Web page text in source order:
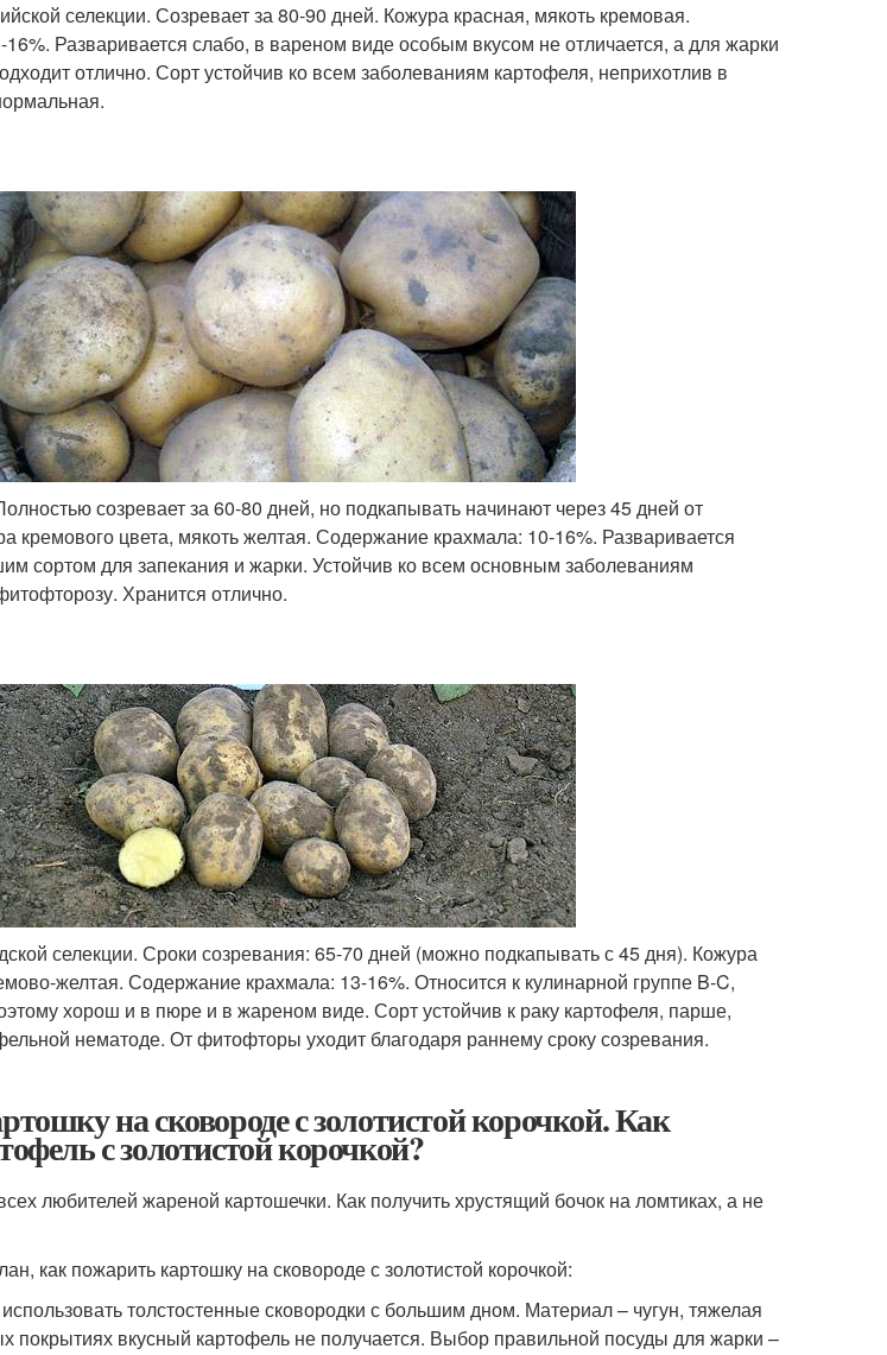
селекции. Созревает за 80-90 дней. Кожура красная, мякоть кремовая.
Разваривается слабо, в вареном виде особым вкусом не отличается, а для жарки
отлично. Сорт устойчив ко всем заболеваниям картофеля, неприхотлив в
созревает за 60-80 дней, но подкапывать начинают через 45 дней от
кремового цвета, мякоть желтая. Содержание крахмала: 10-16%. Разваривается
сортом для запекания и жарки. Устойчив ко всем основным заболеваниям
Хранится отлично.
селекции. Сроки созревания: 65-70 дней (можно подкапывать с 45 дня). Кожура
желтая. Содержание крахмала: 13-16%. Относится к кулинарной группе B-C,
хорош и в пюре и в жареном виде. Сорт устойчив к раку картофеля, парше,
нематоде. От фитофторы уходит благодаря раннему сроку созревания.
на сковороде с золотистой корочкой. Как
с золотистой корочкой?
любителей жареной картошечки. Как получить хрустящий бочок на ломтиках, а не
как пожарить картошку на сковороде с золотистой корочкой:
толстостенные сковородки с большим дном. Материал – чугун, тяжелая
покрытиях вкусный картофель не получается. Выбор правильной посуды для жарки –